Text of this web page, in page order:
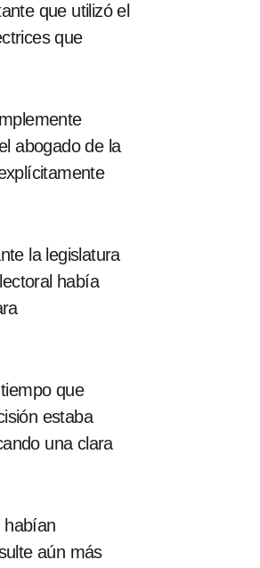
que utilizó el
que
abogado de la
la legislatura
había
que
estaba
una clara
habían
aún más